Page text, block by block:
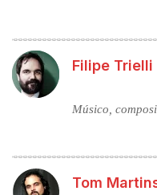
Filipe Trielli
Músico,
Tom